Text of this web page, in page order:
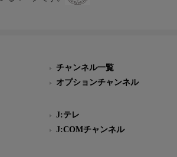
チャンネル一覧
オプションチャンネル
J:テレ
J:COMチャンネル